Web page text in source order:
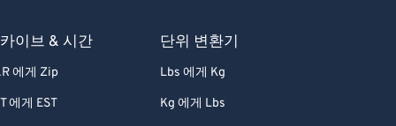
이브 & 시간
에게 Zip
에게 EST
단위 변환기
Lbs 에게 Kg
Kg 에게 Lbs